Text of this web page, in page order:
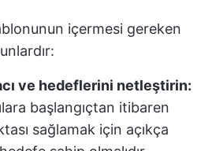
içermesi gereken
ve hedeflerini netleştirin:
başlangıçtan itibaren
sağlamak için açıkça